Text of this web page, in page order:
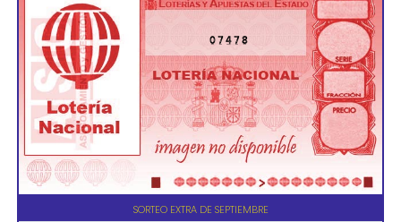
07478
SORTEO EXTRA DE SEPTIEMBRE